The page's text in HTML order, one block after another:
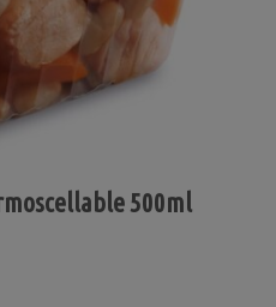
500ml